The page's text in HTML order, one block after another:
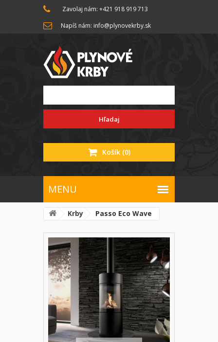
Zavolaj nám: +421 918 919 713
Napíš nám: info@plynovekrby.sk
Hľadaj
Košík (0)
Krby Passo Eco Wave